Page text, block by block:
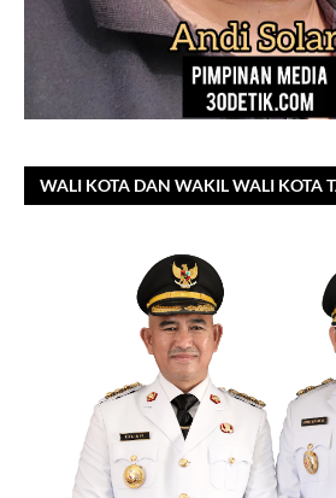
WALI KOTA DAN WAKIL WALI KOTA